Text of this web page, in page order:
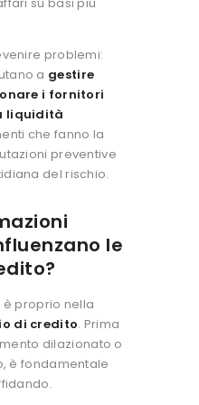
problemi:
a gestire
i fornitori
liquidità
che fanno la
preventive
del rischio.
le
è proprio nella
di credito. Prima
dilazionato o
è fondamentale